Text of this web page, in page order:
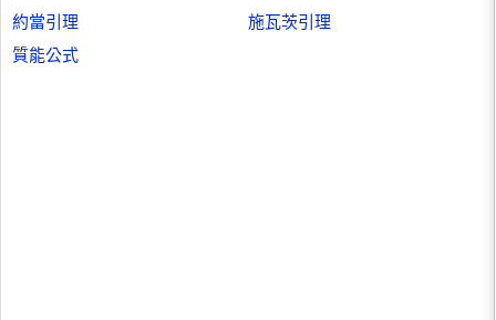
約當引理
施瓦茨引理
質能公式